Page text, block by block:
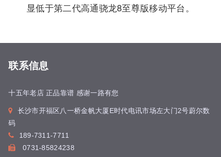
显低于第二代高通骁龙8至尊版移动平台。
联系信息
十五年老店 正品靠谱 感谢一路有您
长沙市开福区八一桥金帆大厦E时代电讯市场左大门2号蔚尔数
码
189-7311-7711
0731-85824238